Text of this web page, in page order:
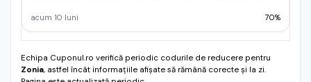
acum 10 luni 70%
Echipa Cuponul.ro verifică periodic codurile de reducere pentru
Zonia, astfel încât informațiile afișate să rămână corecte și la zi.